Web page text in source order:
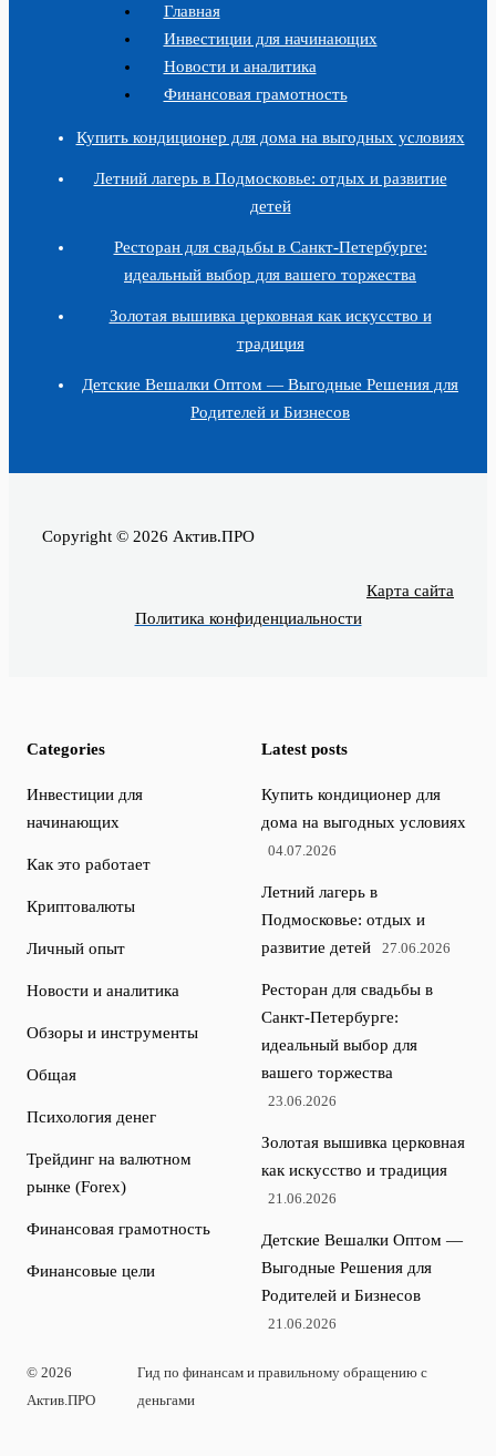
Главная
Инвестиции для начинающих
Новости и аналитика
Финансовая грамотность
Купить кондиционер для дома на выгодных условиях
Летний лагерь в Подмосковье: отдых и развитие
детей
Ресторан для свадьбы в Санкт-Петербурге:
идеальный выбор для вашего торжества
Золотая вышивка церковная как искусство и
традиция
Детские Вешалки Оптом — Выгодные Решения для
Родителей и Бизнесов
Copyright © 2026 Актив.ПРО
Карта сайта
Политика конфиденциальности
Categories
Инвестиции для
начинающих
Как это работает
Криптовалюты
Личный опыт
Новости и аналитика
Обзоры и инструменты
Общая
Психология денег
Трейдинг на валютном
рынке (Forex)
Финансовая грамотность
Финансовые цели
Latest posts
Купить кондиционер для
дома на выгодных условиях
04.07.2026
Летний лагерь в
Подмосковье: отдых и
развитие детей
27.06.2026
Ресторан для свадьбы в
Санкт-Петербурге:
идеальный выбор для
вашего торжества
23.06.2026
Золотая вышивка церковная
как искусство и традиция
21.06.2026
Детские Вешалки Оптом —
Выгодные Решения для
Родителей и Бизнесов
21.06.2026
© 2026
Актив.ПРО
Гид по финансам и правильному обращению с
деньгами